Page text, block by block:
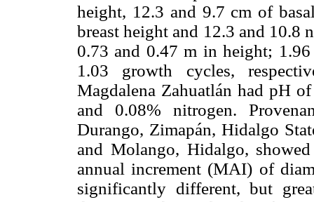
height, 12.3 and 9.7 cm of
breast height and 12.3 and 10.8
0.73 and 0.47 m in height;
1.03 growth cycles,
Magdalena Zahuatlán had pH
and 0.08% nitrogen.
Durango, Zimapán, Hidalgo
and Molango, Hidalgo,
annual increment (MAI) of
significantly different, but